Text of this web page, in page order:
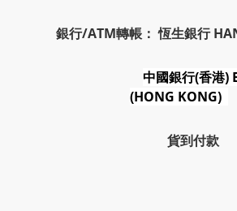
銀行/ATM轉帳： 恆生銀行
中國銀行(香港)
(HONG KONG)
貨到付款